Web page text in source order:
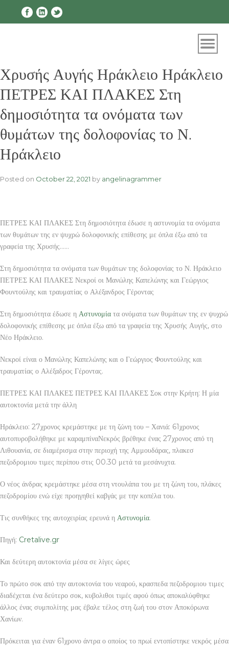
Χρυσής Αυγής Ηράκλειο Ηράκλειο
ΠΕΤΡΕΣ ΚΑΙ ΠΛΑΚΕΣ Στη
δημοσιότητα τα ονόματα των
θυμάτων της δολοφονίας το Ν.
Ηράκλειο
Posted on October 22, 2021 by angelinagrammer
ΠΕΤΡΕΣ ΚΑΙ ΠΛΑΚΕΣ Στη δημοσιότητα έδωσε η αστυνομία τα ονόματα
των θυμάτων της εν ψυχρώ δολοφονικής επίθεσης με όπλα έξω από τα
γραφεία της Χρυσής……
Στη δημοσιότητα τα ονόματα των θυμάτων της δολοφονίας το Ν. Ηράκλειο
ΠΕΤΡΕΣ ΚΑΙ ΠΛΑΚΕΣ Νεκροί οι Μανώλης Καπελώνης και Γεώργιος
Φουντούλης και τραυματίας ο Αλέξανδρος Γέροντας
Στη δημοσιότητα έδωσε η Αστυνομία τα ονόματα των θυμάτων της εν ψυχρώ
δολοφονικής επίθεσης με όπλα έξω από τα γραφεία της Χρυσής Αυγής, στο
Νέο Ηράκλειο.
Νεκροί είναι ο Μανώλης Καπελώνης και ο Γεώργιος Φουντούλης και
τραυματίας ο Αλέξαδρος Γέροντας.
ΠΕΤΡΕΣ ΚΑΙ ΠΛΑΚΕΣ ΠΕΤΡΕΣ ΚΑΙ ΠΛΑΚΕΣ Σοκ στην Κρήτη: Η μία
αυτοκτονία μετά την άλλη
Ηράκλειο: 27χρονος κρεμάστηκε με τη ζώνη του – Χανιά: 61χρονος
αυτοπυροβολήθηκε με καραμπίναΝεκρός βρέθηκε ένας 27χρονος από τη
Λιθουανία, σε διαμέρισμα στην περιοχή της Αμμουδάρας, πλακεσ
πεζοδρομιου τιμες περίπου στις 00.30 μετά τα μεσάνυχτα.
Ο νέος άνδρας κρεμάστηκε μέσα στη ντουλάπα του με τη ζώνη του, πλάκες
πεζοδρομίου ενώ είχε προηγηθεί καβγάς με την κοπέλα του.
Τις συνθήκες της αυτοχειρίας ερευνά η Αστυνομία.
Πηγή: Cretalive.gr
Και δεύτερη αυτοκτονία μέσα σε λίγες ώρες
Το πρώτο σοκ από την αυτοκτονία του νεαρού, κρασπεδα πεζοδρομιου τιμες
διαδέχεται ένα δεύτερο σοκ, κυβολιθοι τιμές αφού όπως αποκαλύφθηκε
άλλος ένας συμπολίτης μας έβαλε τέλος στη ζωή του στον Αποκόρωνα
Χανίων.
Πρόκειται για έναν 61χρονο άντρα ο οποίος το πρωί εντοπίστηκε νεκρός μέσα